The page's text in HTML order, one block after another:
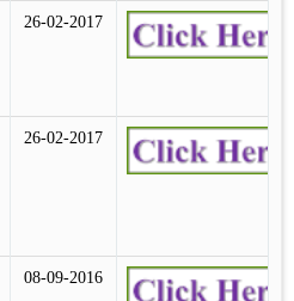
26-02-2017
26-02-2017
08-09-2016